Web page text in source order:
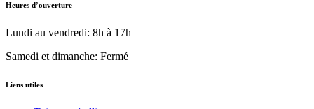
Heures d’ouverture
Lundi au vendredi: 8h à 17h
Samedi et dimanche: Fermé
Liens utiles